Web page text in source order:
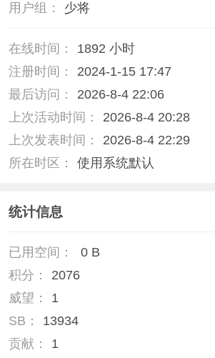
用户组： 少将
在线时间：
1892 小时
注册时间：
2024-1-15 17:47
最后访问：
2026-8-4 22:06
上次活动时间：
2026-8-4 20:28
上次发表时间：
2026-8-4 22:29
所在时区：
使用系统默认
统计信息
已用空间：
0 B
积分：
2076
威望：
1
SB：
13934
贡献：
1